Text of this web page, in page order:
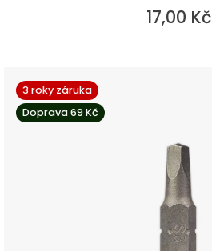
17,00 Kč
3 roky záruka
Doprava 69 Kč